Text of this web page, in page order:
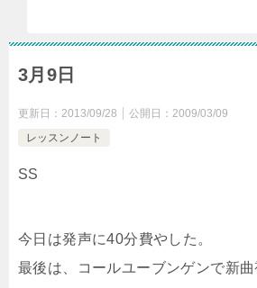
3月9日
更新日： 2013/09/28 公開日： 2009/03/09
レッスンノート
SS
今日は発声に40分費やした。
最後は、コールユーブンゲンで新